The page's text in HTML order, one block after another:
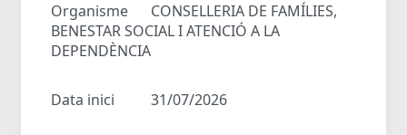
Organisme
CONSELLERIA DE FAMÍLIES,
BENESTAR SOCIAL I ATENCIÓ A LA
DEPENDÈNCIA
Data inici 31/07/2026